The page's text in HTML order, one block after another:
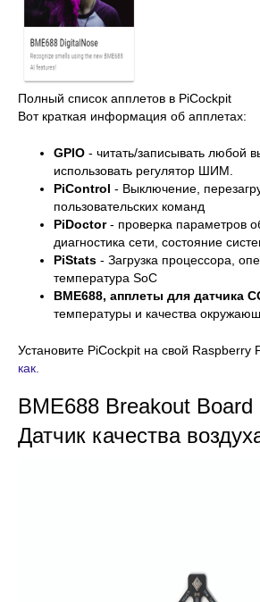
Полный список апплетов в PiCockpit
Вот краткая информация об апплетах:
GPIO - читать/записывать любой
использовать регулятор ШИМ.
PiControl - Выключение,
пользовательских команд
PiDoctor- проверка параметров
диагностика сети, состояние
PiStats - Загрузка процессора,
температура SoC
BME688, апплеты для датчика
температуры и качества
Установите PiCockpit на свой Raspberry
как.
BME688 Breakout Board
Датчик качества